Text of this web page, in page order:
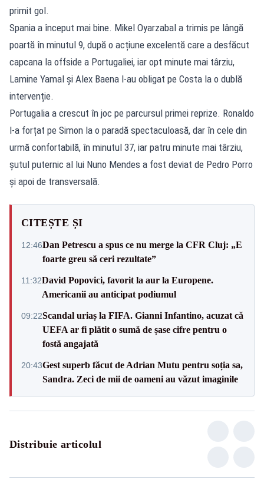
primit gol.
Spania a început mai bine. Mikel Oyarzabal a trimis pe lângă
poartă în minutul 9, după o acțiune excelentă care a desfăcut
capcana la offside a Portugaliei, iar opt minute mai târziu,
Lamine Yamal și Alex Baena l-au obligat pe Costa la o dublă
intervenție.
Portugalia a crescut în joc pe parcursul primei reprize. Ronaldo
l-a forțat pe Simon la o paradă spectaculoasă, dar în cele din
urmă confortabilă, în minutul 37, iar patru minute mai târziu,
șutul puternic al lui Nuno Mendes a fost deviat de Pedro Porro
și apoi de transversală.
CITEȘTE ȘI
12:46Dan Petrescu a spus ce nu merge la CFR Cluj: „E
foarte greu să ceri rezultate”
11:32David Popovici, favorit la aur la Europene.
Americanii au anticipat podiumul
09:22Scandal uriaș la FIFA. Gianni Infantino, acuzat că
UEFA ar fi plătit o sumă de șase cifre pentru o
fostă angajată
20:43Gest superb făcut de Adrian Mutu pentru soția sa,
Sandra. Zeci de mii de oameni au văzut imaginile
Distribuie articolul